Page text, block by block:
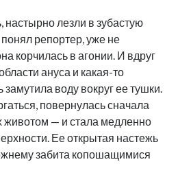
настырно лезли в зубастую
репортер, уже не
корчилась в агонии. И вдруг
ануса и какая-то
замутила воду вокруг ее тушки.
повернулась сначала
животом — и стала медленно
Ее открытая настежь
забита копошащимися